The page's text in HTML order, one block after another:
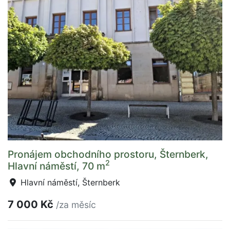
Pronájem obchodního prostoru, Šternberk,
Hlavní náměstí, 70 m2
Hlavní náměstí, Šternberk
7 000 Kč /za měsíc